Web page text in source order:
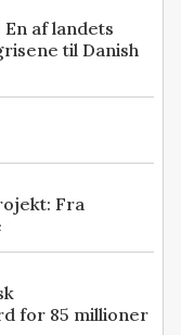
af landets
til Danish
Fra
for 85 millioner